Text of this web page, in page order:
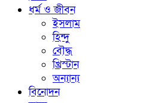
ধর্ম ও জীবন
ইসলাম
হিন্দু
বৌদ্ধ
খ্রিস্টান
অন্যান্য
বিনোদন